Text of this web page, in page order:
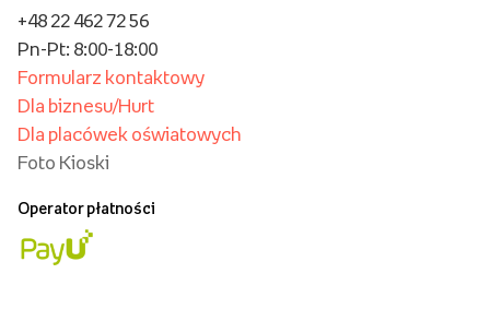
+48 22 462 72 56
Pn-Pt: 8:00-18:00
Formularz kontaktowy
Dla biznesu/Hurt
Dla placówek oświatowych
Foto Kioski
Operator płatności